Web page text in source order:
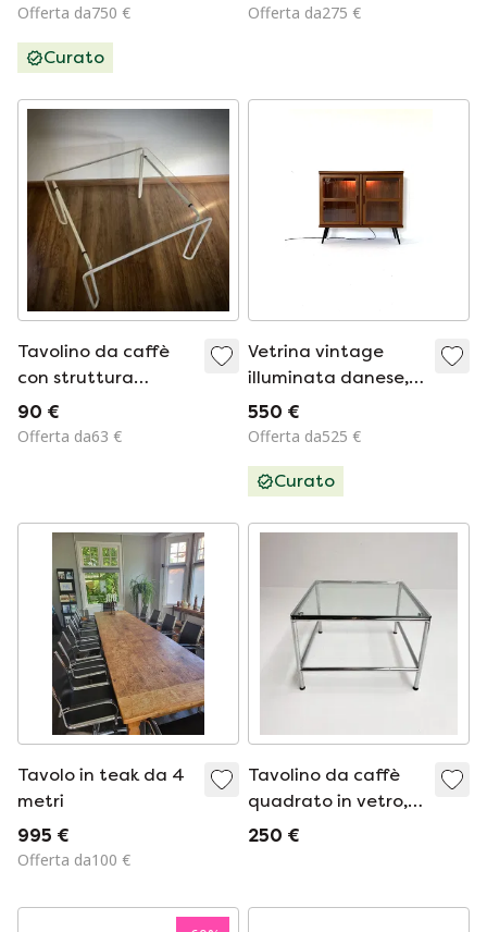
Offerta da750 €
Curato
Offerta da275 €
Tavolino da caffè
con struttura
tubolare
90 €
Offerta da63 €
Vetrina vintage
illuminata danese,
Dyrlund anni '80
550 €
Offerta da525 €
Curato
Tavolo in teak da 4
metri
995 €
Offerta da100 €
Tavolino da caffè
quadrato in vetro,
71 x 71 cm, anni '90
250 €